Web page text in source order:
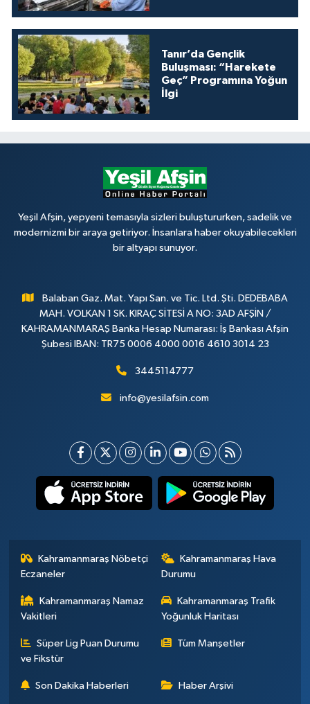
Tanır’da Gençlik
Buluşması: “Harekete
Geç” Programına Yoğun
İlgi
Yeşil Afşin, yepyeni temasıyla sizleri buluştururken, sadelik ve
modernizmi bir araya getiriyor. İnsanlara haber okuyabilecekleri
bir altyapı sunuyor.
Balaban Gaz. Mat. Yapı San. ve Tic. Ltd. Şti. DEDEBABA
MAH. VOLKAN 1 SK. KIRAÇ SİTESİ A NO: 3AD AFŞİN /
KAHRAMANMARAŞ Banka Hesap Numarası: İş Bankası Afşin
Şubesi IBAN: TR75 0006 4000 0016 4610 3014 23
3445114777
info@yesilafsin.com
Kahramanmaraş Nöbetçi
Eczaneler
Kahramanmaraş Hava
Durumu
Kahramanmaraş Namaz
Vakitleri
Kahramanmaraş Trafik
Yoğunluk Haritası
Süper Lig Puan Durumu
ve Fikstür
Tüm Manşetler
Son Dakika Haberleri Haber Arşivi